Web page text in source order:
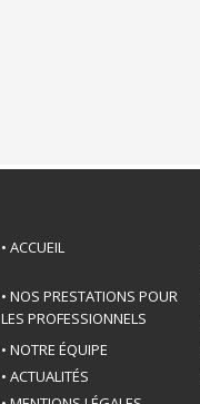
• ACCUEIL
• NOS PRESTATIONS POUR
LES PROFESSIONNELS
• NOTRE ÉQUIPE
• ACTUALITÉS